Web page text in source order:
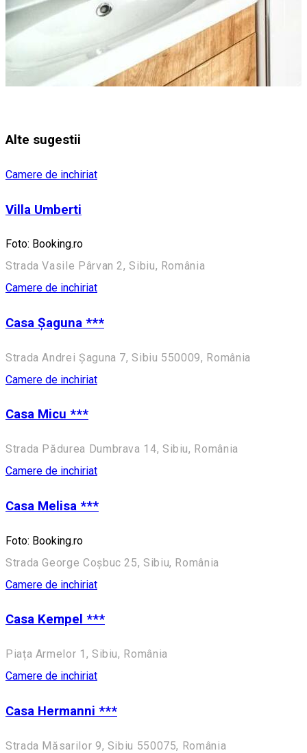
Alte sugestii
Camere de inchiriat
Villa Umberti
Foto: Booking.ro
Strada Vasile Pârvan 2, Sibiu, România
Camere de inchiriat
Casa Șaguna ***
Strada Andrei Șaguna 7, Sibiu 550009, România
Camere de inchiriat
Casa Micu ***
Strada Pădurea Dumbrava 14, Sibiu, România
Camere de inchiriat
Casa Melisa ***
Foto: Booking.ro
Strada George Coșbuc 25, Sibiu, România
Camere de inchiriat
Casa Kempel ***
Piața Armelor 1, Sibiu, România
Camere de inchiriat
Casa Hermanni ***
Strada Măsarilor 9, Sibiu 550075, România